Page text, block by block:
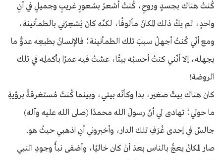
كُنتُ هناك بجسدٍ وروحٍ، كُنتُ أشعرُ بشعورٍ غريبٍ وجميلٍ في آنٍ
واحدٍ، لم يكُ ذلك المكانُ مألوفًا، لكنّه كانَ يُشعِرُني بالطمأنينة،
ومع أنّي كُنتُ أجهلُ سببَ تلك الطمأنينة؛ فالإنسانُ بطبعِه عدوُّ ما
يجهله، إلا أنّني كنتُ أحسبُه بيتًا، عشتُ فيه عمرًا بأكملِه في تلك
الروضة!
كان هناك بيتٌ صغير، بدا وكأنّه بيتي، وبينما كُنتُ مُستغرقةً برؤيةِ
ما حولي؛ تهادى لي أنّ رسولَ الله محمدًا (صلى الله عليه وآله)
جالسٌ في إحدى غُرَفِ تلك الدار، وأخبروني أنِ اذهبي حيثُ هو.
صار المكانُ يعجُّ بالناس بعدَ أنْ كان خاليًا، وأضفى نبأُ وجودِ النبي